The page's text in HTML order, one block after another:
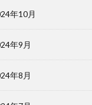
年10月
年9月
年8月